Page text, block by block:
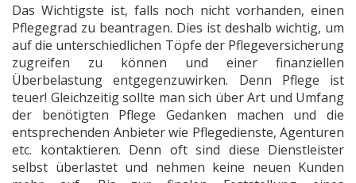
Das Wichtigste ist, falls noch nicht vorhanden, einen
Pflegegrad zu beantragen. Dies ist deshalb wichtig, um
auf die unterschiedlichen Töpfe der Pflegeversicherung
zugreifen zu können und einer finanziellen
Überbelastung entgegenzuwirken. Denn Pflege ist
teuer! Gleichzeitig sollte man sich über Art und Umfang
der benötigten Pflege Gedanken machen und die
entsprechenden Anbieter wie Pflegedienste, Agenturen
etc. kontaktieren. Denn oft sind diese Dienstleister
selbst überlastet und nehmen keine neuen Kunden